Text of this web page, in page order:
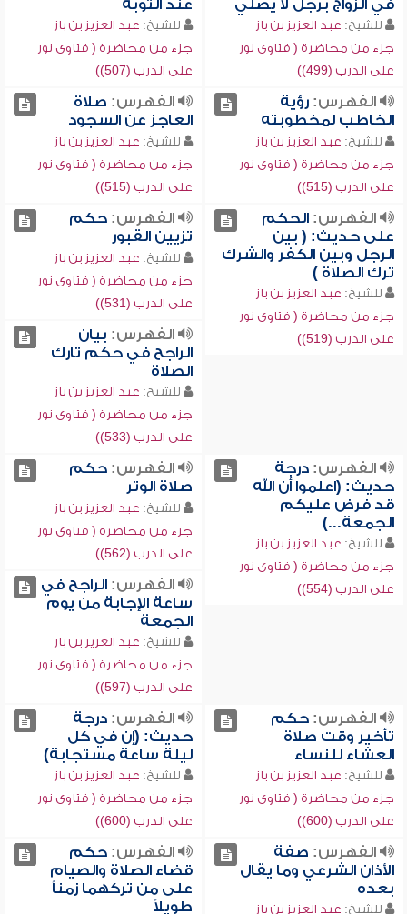
في الزواج برجل لا يصلي
للشيخ: عبد العزيز بن باز
جزء من محاضرة ( فتاوى نور
على الدرب (499))
عند التوبة
للشيخ: عبد العزيز بن باز
جزء من محاضرة ( فتاوى نور
على الدرب (507))
الفهرس:رؤية
الخاطب لمخطوبته
للشيخ: عبد العزيز بن باز
جزء من محاضرة ( فتاوى نور
على الدرب (515))
الفهرس: صلاة
العاجز عن السجود
للشيخ: عبد العزيز بن باز
جزء من محاضرة ( فتاوى نور
على الدرب (515))
الفهرس:الحكم
على حديث: ( بين
الرجل وبين الكفر والشرك
ترك الصلاة )
للشيخ: عبد العزيز بن باز
جزء من محاضرة ( فتاوى نور
على الدرب (519))
الفهرس:حكم
تزيين القبور
للشيخ: عبد العزيز بن باز
جزء من محاضرة ( فتاوى نور
على الدرب (531))
الفهرس: بيان
الراجح في حكم تارك
الصلاة
للشيخ: عبد العزيز بن باز
جزء من محاضرة ( فتاوى نور
على الدرب (533))
الفهرس:درجة
حديث: (اعلموا أن الله
قد فرض عليكم
الجمعة...)
للشيخ: عبد العزيز بن باز
جزء من محاضرة ( فتاوى نور
على الدرب (554))
الفهرس:حكم
صلاة الوتر
للشيخ: عبد العزيز بن باز
جزء من محاضرة ( فتاوى نور
على الدرب (562))
الفهرس:الراجح في
ساعة الإجابة من يوم
الجمعة
للشيخ: عبد العزيز بن باز
جزء من محاضرة ( فتاوى نور
على الدرب (597))
الفهرس:حكم
تأخير وقت صلاة
العشاء للنساء
للشيخ: عبد العزيز بن باز
جزء من محاضرة ( فتاوى نور
على الدرب (600))
الفهرس:درجة
حديث: (إن في كل
ليلة ساعة مستجابة)
للشيخ: عبد العزيز بن باز
جزء من محاضرة ( فتاوى نور
على الدرب (600))
الفهرس: صفة
الأذان الشرعي وما يقال
بعده
للشيخ: عبد العزيز بن باز
الفهرس:حكم
قضاء الصلاة والصيام
على من تركهما زمناً
طويلاً